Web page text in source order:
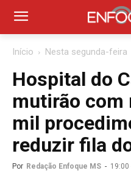
Início Nesta segunda-feira
Hospital do
mutirão com
mil
reduzir fila
Por Redação Enfoque MS -